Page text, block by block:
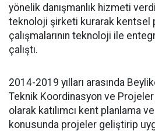
yönelik danışmanlık hizmeti
teknoloji şirketi kurarak kentsel
çalışmalarının teknoloji ile
çalıştı.
2014-2019 yılları arasında
Teknik Koordinasyon ve
olarak katılımcı kent planlama ve
konusunda projeler geliştirip